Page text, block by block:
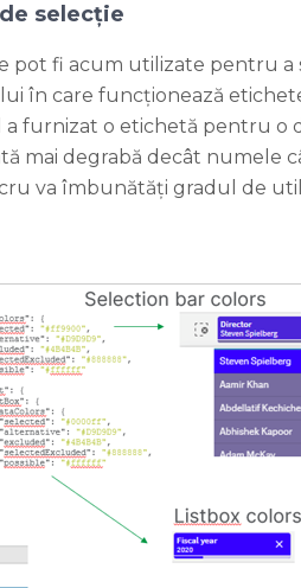
selecție
pot fi acum utilizate pentru a
în care funcționează
a furnizat o etichetă pentru o
mai degrabă decât numele
va îmbunătăți gradul de